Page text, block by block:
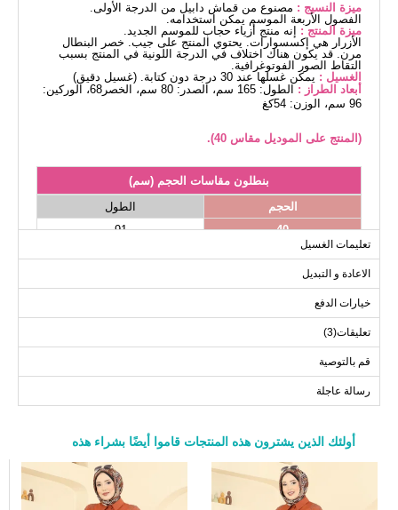
ميزة النسيج : مصنوع من قماش دابيل من الدرجة الأولى.
الفصول الأربعة الموسم يمكن استخدامه.
ميزة المنتج : إنه منتج أزياء حجاب للموسم الجديد.
الأزرار هي إكسسوارات. يحتوي المنتج على جيب. خصر البنطال
مرن. قد يكون هناك اختلاف في الدرجة اللونية في المنتج بسبب
التقاط الصور الفوتوغرافية.
الغسيل : يمكن غسلها عند 30 درجة دون كتابة. (غسيل دقيق)
أبعاد الطراز :
الطول: 165 سم، الصدر: 80 سم، الخصر68، الوركين:
96 سم، الوزن: 54كغ
(المنتج على الموديل مقاس 40).
بنطلون مقاسات الحجم (سم)
الحجم
الطول
40
91
48
91
50
91
تعليمات الغسيل
الاعادة و التبديل
خيارات الدفع
تعليقات(3)
قم بالتوصية
رسالة عاجلة
أولئك الذين يشترون هذه المنتجات قاموا أيضًا بشراء هذه
a>